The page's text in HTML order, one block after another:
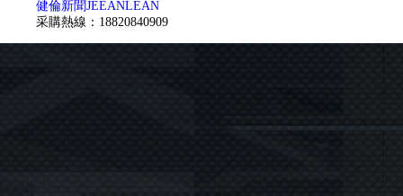
健倫新聞JEEANLEAN
采購熱線：18820840909